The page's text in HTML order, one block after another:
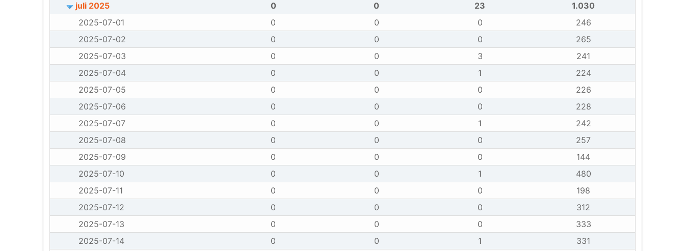
juli 2025
0 0 23
1.030
2025-07-01
0 0 0
246
2025-07-02
0 0 0
265
2025-07-03
0 0 3
241
2025-07-04
0 0 1
224
2025-07-05
0 0 0
226
2025-07-06
0 0 0
228
2025-07-07
0 0 1
242
2025-07-08
0 0 0
257
2025-07-09
0 0 0
144
2025-07-10
0 0 1
480
2025-07-11
0 0 0
198
2025-07-12
0 0 0
312
2025-07-13
0 0 0
333
2025-07-14
0 0 1 331